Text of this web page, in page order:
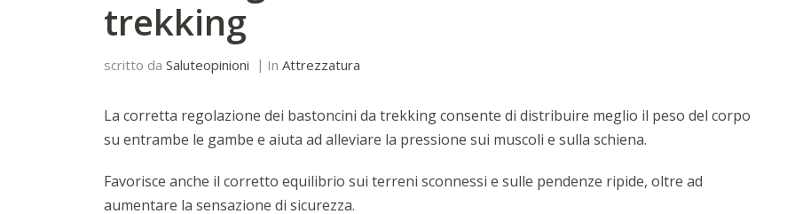
trekking
scritto da Saluteopinioni In Attrezzatura
La corretta regolazione dei bastoncini da trekking consente di distribuire meglio il peso del corpo
su entrambe le gambe e aiuta ad alleviare la pressione sui muscoli e sulla schiena.
Favorisce anche il corretto equilibrio sui terreni sconnessi e sulle pendenze ripide, oltre ad
aumentare la sensazione di sicurezza.